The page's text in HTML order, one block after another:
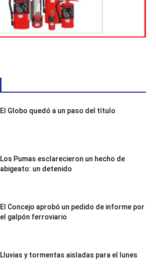
El Globo quedó a un paso del título
Los Pumas esclarecieron un hecho de
abigeato: un detenido
El Concejo aprobó un pedido de informe por
el galpón ferroviario
Lluvias y tormentas aisladas para el lunes